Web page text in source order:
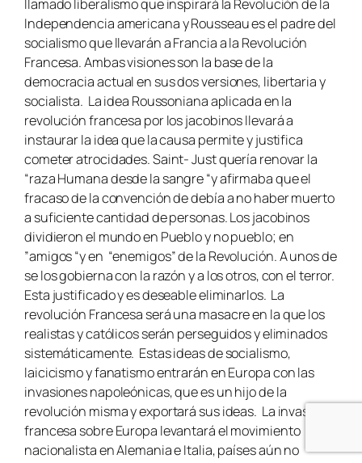
llamado liberalismo que inspirará la Revolución de la
Independencia americana y Rousseau es el padre del
socialismo que llevarán a Francia a la Revolución
Francesa. Ambas visiones son la base de la
democracia actual en sus dos versiones, libertaria y
socialista. La idea Roussoniana aplicada en la
revolución francesa por los jacobinos llevará a
instaurar la idea que la causa permite y justifica
cometer atrocidades. Saint- Just quería renovar la
“raza Humana desde la sangre “y afirmaba que el
fracaso de la convención de debía a no haber muerto
a suficiente cantidad de personas. Los jacobinos
dividieron el mundo en Pueblo y no pueblo; en
”amigos “y en “enemigos” de la Revolución. A unos de
se los gobierna con la razón y a los otros, con el terror.
Esta justificado y es deseable eliminarlos. La
revolución Francesa será una masacre en la que los
realistas y católicos serán perseguidos y eliminados
sistemáticamente. Estas ideas de socialismo,
laicicismo y fanatismo entrarán en Europa con las
invasiones napoleónicas, que es un hijo de la
revolución misma y exportará sus ideas. La invasión
francesa sobre Europa levantará el movimiento
nacionalista en Alemania e Italia, países aún no